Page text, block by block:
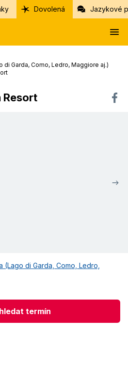
Dovolená Jazykové
di Garda, Como, Ledro, Maggiore aj.)
Resort
(Lago di Garda, Como, Ledro,
termín